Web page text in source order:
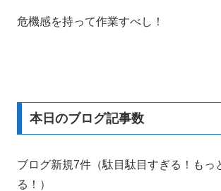
危機感を持って作業すべし！
本日のブログ記事数
ブログ新規7件（駄目駄目すぎる！もっ
る！）